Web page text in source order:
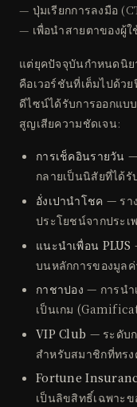
— ปุ่มเรียกการลงมือ
— เพื่อนำสายตาของผู้
แต่ยุคปัจจุบันกำหนดนิ
คือเวอร์ชันที่เต็มไปด้ว
ดีไซน์ได้รับการออกแบ
สูญเสียความชัดเจน:
การเช็คอินรายวัน
กลายเป็นนิสัยที่ได้รั
อั่งเปานำโชค — รา
ประโยชน์จากประ
แนะนำเพื่อน PLUS
บนหลักการของมูล
กาชาปอง — การนำ
เป็นเกม
VIP Club — ระดับ
สำหรับสมาชิกที่ทร
Fortune
เป็นลิขสิทธิ์เฉพาะ